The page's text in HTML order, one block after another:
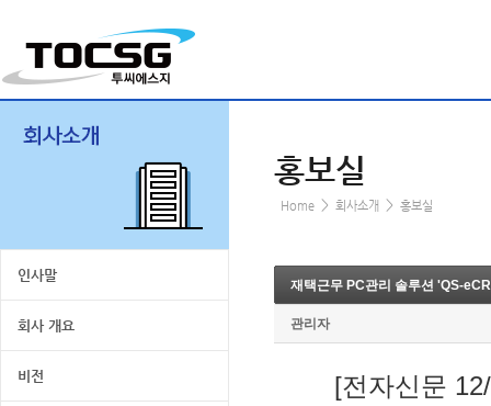
인사말
회사 개요
비전
홍보실
Home > 회사소개 > 홍보실
재택근무 PC관리 솔루션 'QS-
관리자
[전자신문